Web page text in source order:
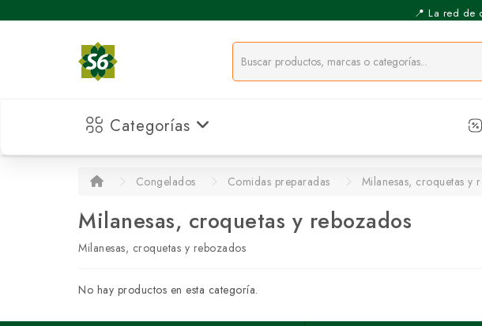
📍 La red de
⚡️
Categorías
Congelados Comidas preparadas Milanesas, croquetas y
Milanesas, croquetas y rebozados
Milanesas, croquetas y rebozados
No hay productos en esta categoría.